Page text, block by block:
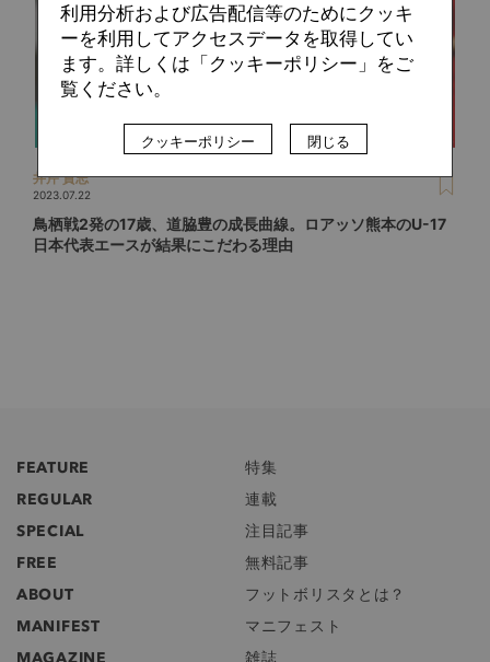
井芹 貴志
2023.07.22
鳥栖戦2発の17歳、道脇豊の成長曲線。ロアッソ熊本のU-17
日本代表エースが結果にこだわる理由
FEATURE
特集
REGULAR
連載
SPECIAL
注目記事
FREE
無料記事
ABOUT
フットボリスタとは？
MANIFEST
マニフェスト
利用分析および広告配信等のためにクッキ
ーを利用してアクセスデータを取得してい
ます。詳しくは「クッキーポリシー」をご
覧ください。
クッキーポリシー 閉じる